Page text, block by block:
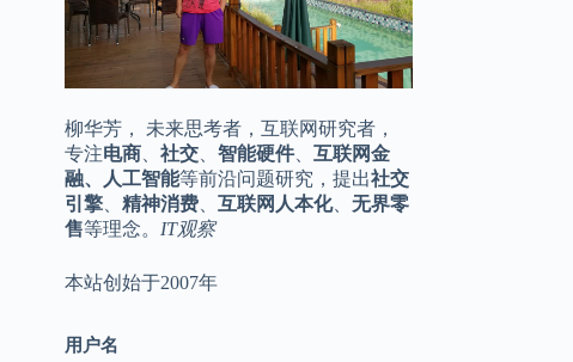
柳华芳， 未来思考者，互联网研究者，
专注电商 、社交 、智能硬件、互联网金
融、人工智能等前沿问题研究，提出社交
引擎 、精神消费 、互联网人本化、无界零
售等理念。 IT观察
本站创始于2007年
用户名